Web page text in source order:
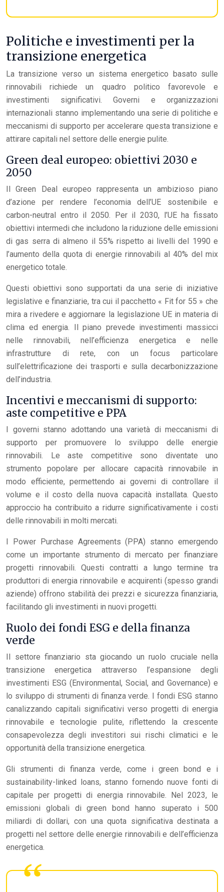
Politiche e investimenti per la
transizione energetica
La transizione verso un sistema energetico basato sulle
rinnovabili richiede un quadro politico favorevole e
investimenti significativi. Governi e organizzazioni
internazionali stanno implementando una serie di politiche e
meccanismi di supporto per accelerare questa transizione e
attirare capitali nel settore delle energie pulite.
Green deal europeo: obiettivi 2030 e
2050
Il Green Deal europeo rappresenta un ambizioso piano
d’azione per rendere l’economia dell’UE sostenibile e
carbon-neutral entro il 2050. Per il 2030, l’UE ha fissato
obiettivi intermedi che includono la riduzione delle emissioni
di gas serra di almeno il 55% rispetto ai livelli del 1990 e
l’aumento della quota di energie rinnovabili al 40% del mix
energetico totale.
Questi obiettivi sono supportati da una serie di iniziative
legislative e finanziarie, tra cui il pacchetto « Fit for 55 » che
mira a rivedere e aggiornare la legislazione UE in materia di
clima ed energia. Il piano prevede investimenti massicci
nelle rinnovabili, nell’efficienza energetica e nelle
infrastrutture di rete, con un focus particolare
sull’elettrificazione dei trasporti e sulla decarbonizzazione
dell’industria.
Incentivi e meccanismi di supporto:
aste competitive e PPA
I governi stanno adottando una varietà di meccanismi di
supporto per promuovere lo sviluppo delle energie
rinnovabili. Le aste competitive sono diventate uno
strumento popolare per allocare capacità rinnovabile in
modo efficiente, permettendo ai governi di controllare il
volume e il costo della nuova capacità installata. Questo
approccio ha contribuito a ridurre significativamente i costi
delle rinnovabili in molti mercati.
I Power Purchase Agreements (PPA) stanno emergendo
come un importante strumento di mercato per finanziare
progetti rinnovabili. Questi contratti a lungo termine tra
produttori di energia rinnovabile e acquirenti (spesso grandi
aziende) offrono stabilità dei prezzi e sicurezza finanziaria,
facilitando gli investimenti in nuovi progetti.
Ruolo dei fondi ESG e della finanza
verde
Il settore finanziario sta giocando un ruolo cruciale nella
transizione energetica attraverso l’espansione degli
investimenti ESG (Environmental, Social, and Governance) e
lo sviluppo di strumenti di finanza verde. I fondi ESG stanno
canalizzando capitali significativi verso progetti di energia
rinnovabile e tecnologie pulite, riflettendo la crescente
consapevolezza degli investitori sui rischi climatici e le
opportunità della transizione energetica.
Gli strumenti di finanza verde, come i green bond e i
sustainability-linked loans, stanno fornendo nuove fonti di
capitale per progetti di energia rinnovabile. Nel 2023, le
emissioni globali di green bond hanno superato i 500
miliardi di dollari, con una quota significativa destinata a
progetti nel settore delle energie rinnovabili e dell’efficienza
energetica.